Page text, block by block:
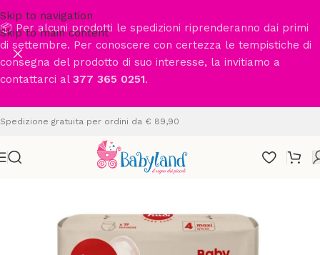
Skip to navigation
Skip to main content
📦 Per alcuni prodotti le spedizioni riprenderanno dai primi
di settembre. Per conoscere con certezza le tempistiche di
consegna del prodotto di suo interesse, la invitiamo a
contattarci al 377 365 0251.
Spedizione gratuita per ordini da € 89,90